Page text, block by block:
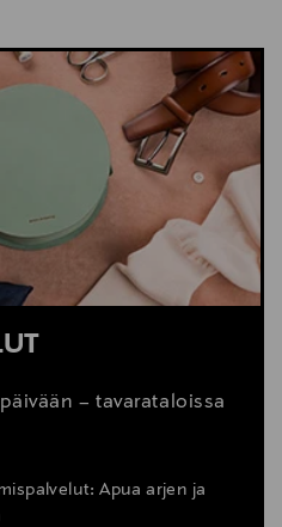
– tavarataloissa
Apua arjen ja